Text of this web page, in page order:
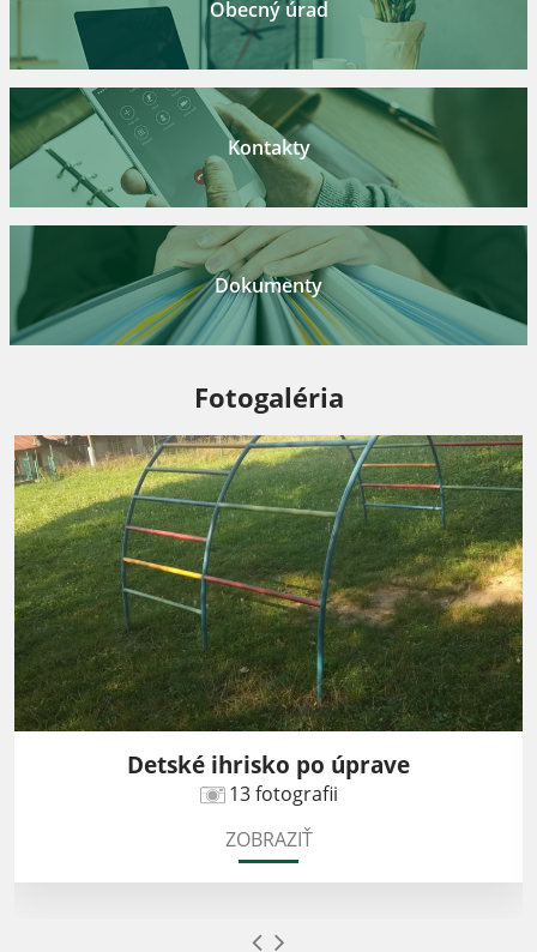
Obecný úrad
Kontakty
Dokumenty
Fotogaléria
Detské ihrisko po úprave
13 fotografii
ZOBRAZIŤ